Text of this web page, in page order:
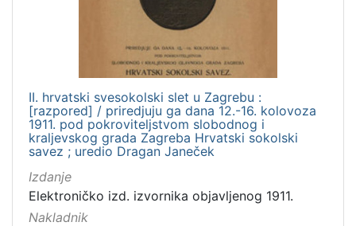
II. hrvatski svesokolski slet u Zagrebu :
[razpored] / priredjuju ga dana 12.-16. kolovoza
1911. pod pokroviteljstvom slobodnog i
kraljevskog grada Zagreba Hrvatski sokolski
savez ; uredio Dragan Janeček
Izdanje
Elektroničko izd. izvornika objavljenog 1911.
Nakladnik